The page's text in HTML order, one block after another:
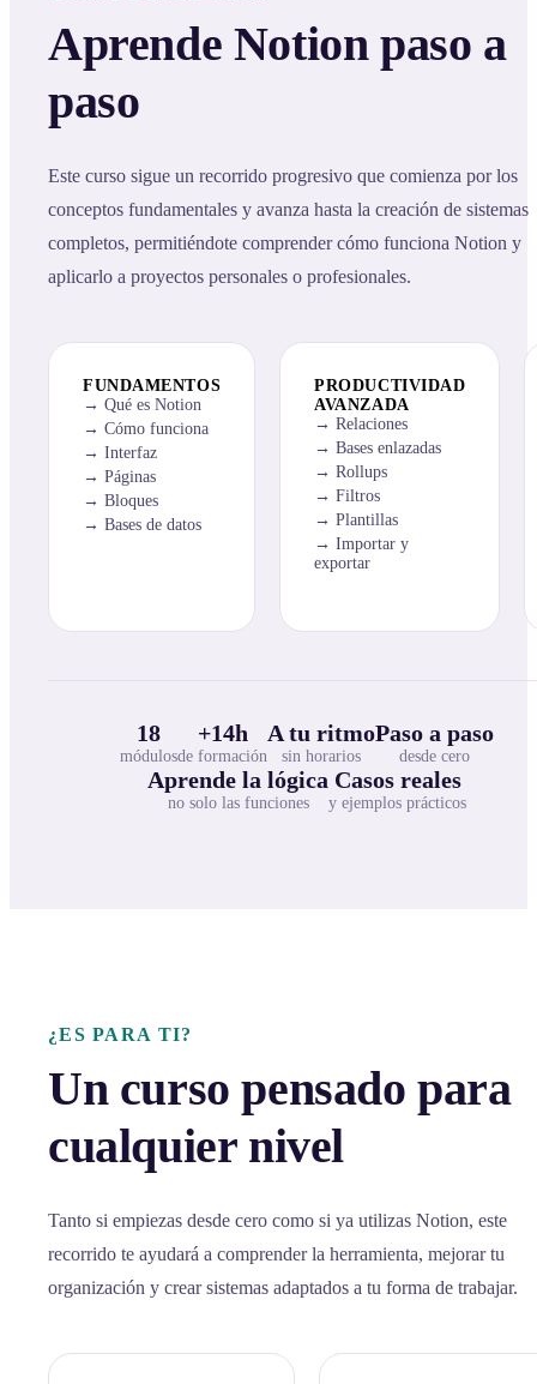
Aprende Notion paso a
paso
Este curso sigue un recorrido progresivo que comienza por los
conceptos fundamentales y avanza hasta la creación de sistemas
completos, permitiéndote comprender cómo funciona Notion y
aplicarlo a proyectos personales o profesionales.
FUNDAMENTOS
Qué es Notion
Cómo funciona
Interfaz
Páginas
Bloques
Bases de datos
PRODUCTIVIDAD
AVANZADA
Relaciones
Bases enlazadas
Rollups
Filtros
Plantillas
Importar y
exportar
18
módulos
+14h
de formación
A tu ritmo
sin horarios
Paso a paso
desde cero
Aprende la lógica
no solo las funciones
Casos reales
y ejemplos prácticos
¿ES PARA TI?
Un curso pensado para
cualquier nivel
Tanto si empiezas desde cero como si ya utilizas Notion, este
recorrido te ayudará a comprender la herramienta, mejorar tu
organización y crear sistemas adaptados a tu forma de trabajar.